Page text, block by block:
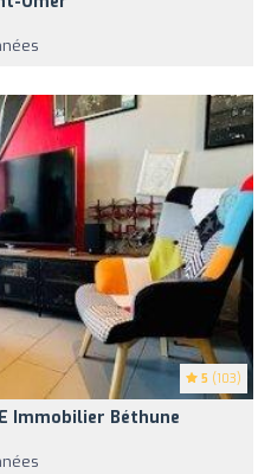
5 (103)
Immobilier Béthune